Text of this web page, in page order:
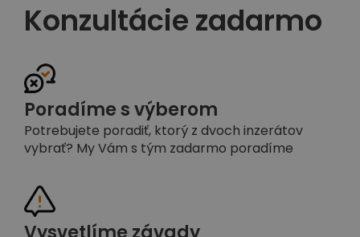
Konzultácie zadarmo
Poradíme s výberom
Potrebujete poradiť, ktorý z dvoch inzerátov
vybrať? My Vám s tým zadarmo poradíme